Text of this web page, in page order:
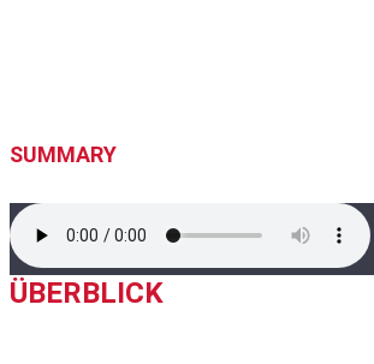
SUMMARY
ÜBERBLICK